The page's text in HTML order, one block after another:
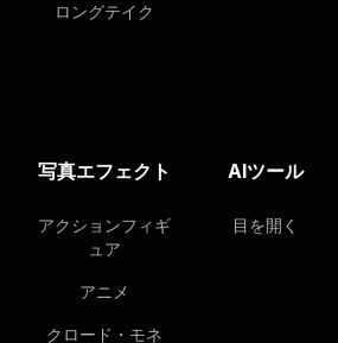
ロングテイク
写真エフェクト
アクションフィギ
ュア
アニメ
クロード・モネ
AIツール
目を開く